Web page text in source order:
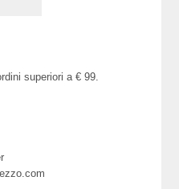
superiori a € 99.